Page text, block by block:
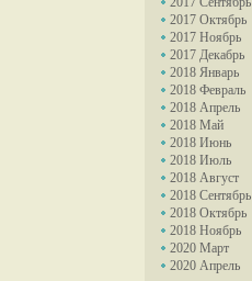
2017 Октябрь
2017 Ноябрь
2017 Декабрь
2018 Январь
2018 Февраль
2018 Апрель
2018 Май
2018 Июнь
2018 Июль
2018 Август
2018 Сентябрь
2018 Октябрь
2018 Ноябрь
2020 Март
2020 Апрель